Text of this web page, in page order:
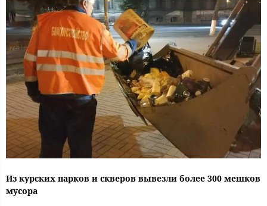
Из курских парков и скверов вывезли более 300 мешков
мусора